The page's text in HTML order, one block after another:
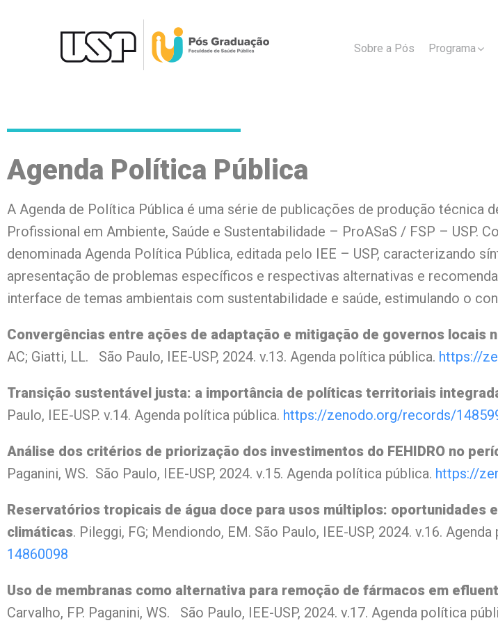
Sobre a Pós Programa
Agenda Política Pública
A Agenda de Política Pública é uma série de publicações de produção técnica
Profissional em Ambiente, Saúde e Sustentabilidade – ProASaS / FSP – USP.
denominada Agenda Política Pública, editada pelo IEE – USP, caracterizando
apresentação de problemas específicos e respectivas alternativas e
interface de temas ambientais com sustentabilidade e saúde, estimulando o
Convergências entre ações de adaptação e mitigação de governos locais
AC; Giatti, LL. São Paulo, IEE-USP, 2024. v.13. Agenda política pública. https://
Transição sustentável justa: a importância de políticas territoriais
Paulo, IEE-USP. v.14. Agenda política pública. https://zenodo.org/records/
Análise dos critérios de priorização dos investimentos do FEHIDRO no
Paganini, WS. São Paulo, IEE-USP, 2024. v.15. Agenda política pública. https://
Reservatórios tropicais de água doce para usos múltiplos: oportunidades
climáticas. Pileggi, FG; Mendiondo, EM. São Paulo, IEE-USP, 2024. v.16.
14860098
Uso de membranas como alternativa para remoção de fármacos em
Carvalho, FP. Paganini, WS. São Paulo, IEE-USP, 2024. v.17. Agenda política